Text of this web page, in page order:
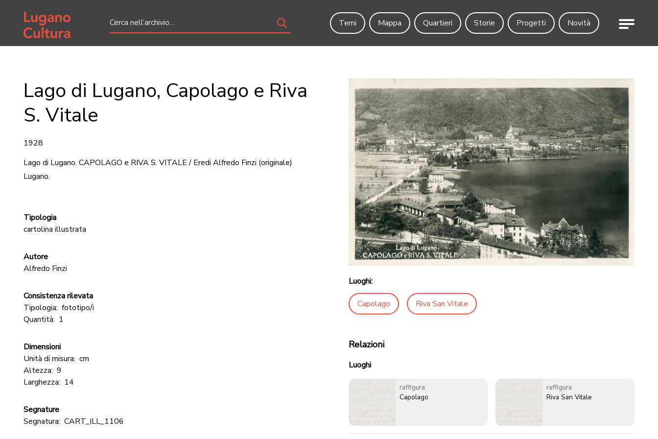
Home page
Temi
Mappa Quartieri Storie Progetti Novità Menu
Lago di Lugano, Capolago e Riva
S. Vitale
1928
Lago di Lugano. CAPOLAGO e RIVA S. VITALE / Eredi Alfredo Finzi (originale)
Lugano.
Tipologia
cartolina illustrata
Autore
Alfredo Finzi
Consistenza rilevata
Tipologia: fototipo/i
Quantità: 1
Dimensioni
Unità di misura: cm
Altezza: 9
Larghezza: 14
Segnature
Segnatura: CART_ILL_1106
Luoghi:
Capolago Riva San Vitale
Relazioni
Luoghi
raffigura
Capolago
raffigura
Riva San Vitale